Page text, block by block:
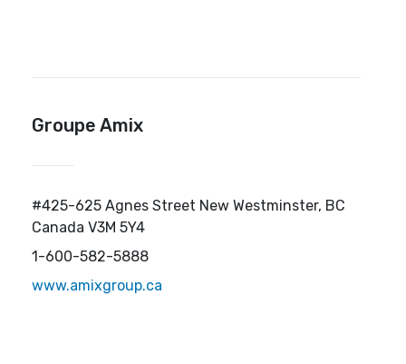
Groupe Amix
#425-625 Agnes Street New Westminster, BC
Canada V3M 5Y4
1-600-582-5888
www.amixgroup.ca